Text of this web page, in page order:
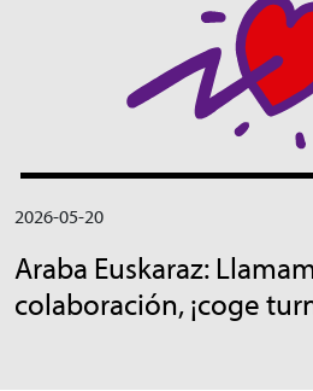
2026-05-20
Araba Euskaraz:
colaboración, ¡coge